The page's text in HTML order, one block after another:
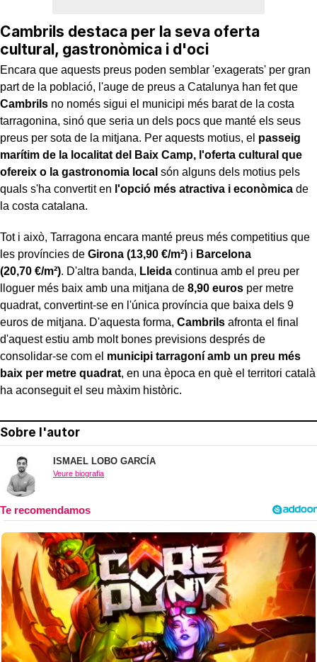
Cambrils destaca per la seva oferta
cultural, gastronòmica i d'oci
Encara que aquests preus poden semblar 'exagerats' per gran
part de la població, l'auge de preus a Catalunya han fet que
Cambrils no només sigui el municipi més barat de la costa
tarragonina, sinó que seria un dels pocs que manté els seus
preus per sota de la mitjana. Per aquests motius, el passeig
marítim de la localitat del Baix Camp, l'oferta cultural que
ofereix o la gastronomia local són alguns dels motius pels
quals s'ha convertit en l'opció més atractiva i econòmica de
la costa catalana.
Tot i això, Tarragona encara manté preus més competitius que
les províncies de Girona (13,90 €/m²) i Barcelona
(20,70 €/m²). D'altra banda, Lleida continua amb el preu per
lloguer més baix amb una mitjana de 8,90 euros per metre
quadrat, convertint-se en l'única província que baixa dels 9
euros de mitjana. D'aquesta forma, Cambrils afronta el final
d'aquest estiu amb molt bones previsions després de
consolidar-se com el municipi tarragoní amb un preu més
baix per metre quadrat, en una època en què el territori català
ha aconseguit el seu màxim històric.
Sobre l'autor
ISMAEL LOBO GARCÍA
Veure biografia